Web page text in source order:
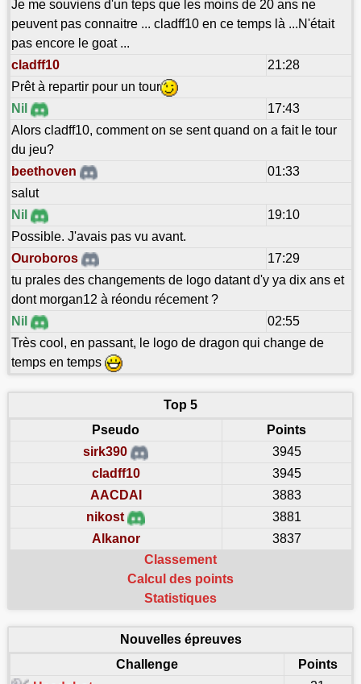
Je me souviens d'un teps que les moins de 20 ans ne
peuvent pas connaitre ... cladff10 en ce temps là ...N'était
pas encore le goat ...
cladff10
21:28
Prêt à repartir pour un tour
Nil
17:43
Alors cladff10, comment on se sent quand on a fait le tour
du jeu?
beethoven
01:33
salut
Nil
19:10
Possible. J'avais pas vu avant.
Ouroboros
17:29
tu prales des changements de logo datant d'y ya dix ans et
dont morgan12 à réondu récement ?
Nil
02:55
Très cool, en passant, le logo de dragon qui change de
temps en temps
Top 5
Pseudo
Points
sirk390
3945
cladff10
3945
AACDAI
3883
nikost
3881
Alkanor
3837
Classement
Calcul des points
Statistiques
Nouvelles épreuves
Challenge
Points